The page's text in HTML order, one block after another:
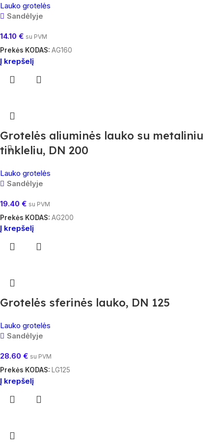
Lauko grotelės
Sandėlyje
14.10 € su PVM
Prekės KODAS: AG160
Į krepšelį
Grotelės aliuminės lauko su metaliniu
tinkleliu, DN 200
Lauko grotelės
Sandėlyje
19.40 € su PVM
Prekės KODAS: AG200
Į krepšelį
Grotelės sferinės lauko, DN 125
Lauko grotelės
Sandėlyje
28.60 € su PVM
Prekės KODAS: LG125
Į krepšelį